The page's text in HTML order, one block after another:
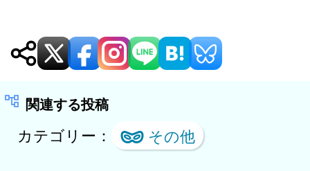
関連する投稿
カテゴリー： その他